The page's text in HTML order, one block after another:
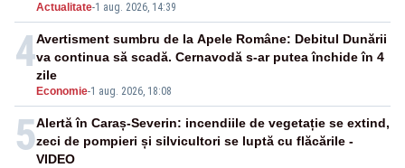
Actualitate-1 aug. 2026, 14:39
4
Economie-1 aug. 2026, 18:08
Avertisment sumbru de la Apele Române: Debitul Dunării
va continua să scadă. Cernavodă s-ar putea închide în 4
zile
5Alertă în Caraș-Severin: incendiile de vegetație se extind,
zeci de pompieri și silvicultori se luptă cu flăcările -
VIDEO